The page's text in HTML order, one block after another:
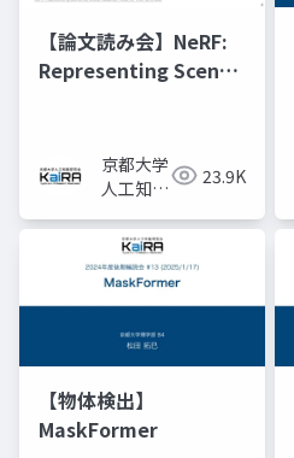
【論文読み会】NeRF:
Representing Scenes
Synthesis京都大学
人工知能
KaiRA
23.9K
【物体検出】
MaskFormer